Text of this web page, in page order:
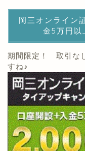
岡三オンライン
金5万円以
期間限定！ 取引な
すね♪